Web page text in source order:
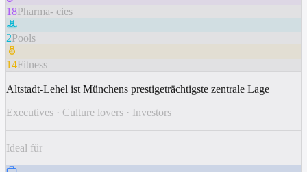
18Pharma- cies
2Pools
14Fitness
Altstadt-Lehel ist Münchens prestigeträchtigste zentrale Lage
Executives · Culture lovers · Investors
Ideal für